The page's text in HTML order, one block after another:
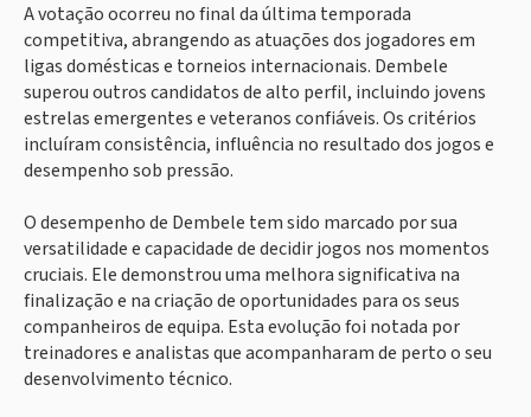
A votação ocorreu no final da última temporada
competitiva, abrangendo as atuações dos jogadores em
ligas domésticas e torneios internacionais. Dembele
superou outros candidatos de alto perfil, incluindo jovens
estrelas emergentes e veteranos confiáveis. Os critérios
incluíram consistência, influência no resultado dos jogos e
desempenho sob pressão.
O desempenho de Dembele tem sido marcado por sua
versatilidade e capacidade de decidir jogos nos momentos
cruciais. Ele demonstrou uma melhora significativa na
finalização e na criação de oportunidades para os seus
companheiros de equipa. Esta evolução foi notada por
treinadores e analistas que acompanharam de perto o seu
desenvolvimento técnico.